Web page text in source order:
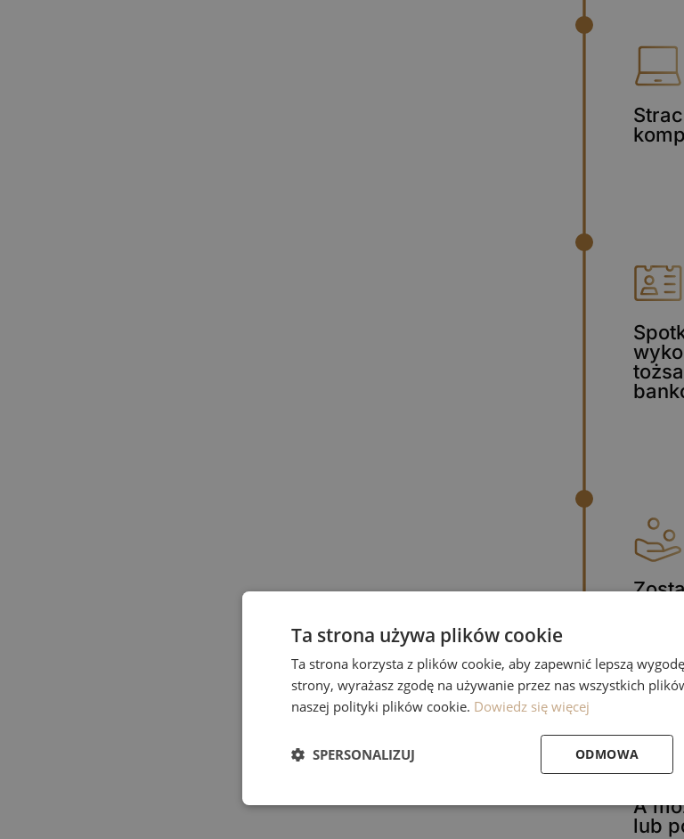
A
lub
Ta strona używa plików cookie
Ta strona korzysta z plików cookie, aby zapewnić lepszą
strony, wyrażasz zgodę na używanie przez nas wszystkich
naszej polityki plików cookie. Dowiedz się więcej
ODMOWA
SPERSONALIZUJ